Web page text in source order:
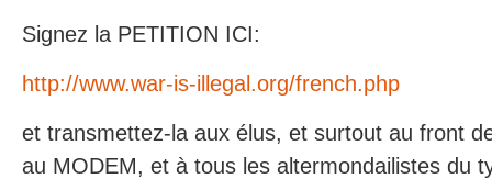
Signez la PETITION ICI:
http://www.war-is-illegal.org/french.php
et transmettez-la aux élus, et surtout au front
au MODEM, et à tous les altermondailistes du